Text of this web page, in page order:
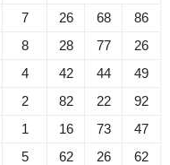
7 26 68
86
8 28 77 26
4 42 44
49
2 82 22 92
1 16 73
47
5 62 26 62